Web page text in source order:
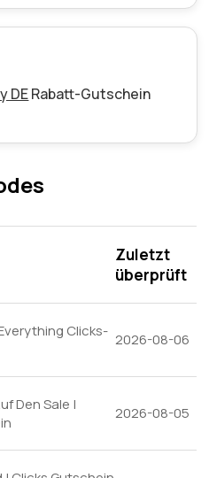
DERabatt-Gutschein
Zuletzt
überprüft
Clicks- 2026-08-06
Den Sale |
2026-08-05